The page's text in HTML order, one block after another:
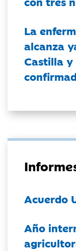
La
alcanza
Castilla y
Acuerdo
Año